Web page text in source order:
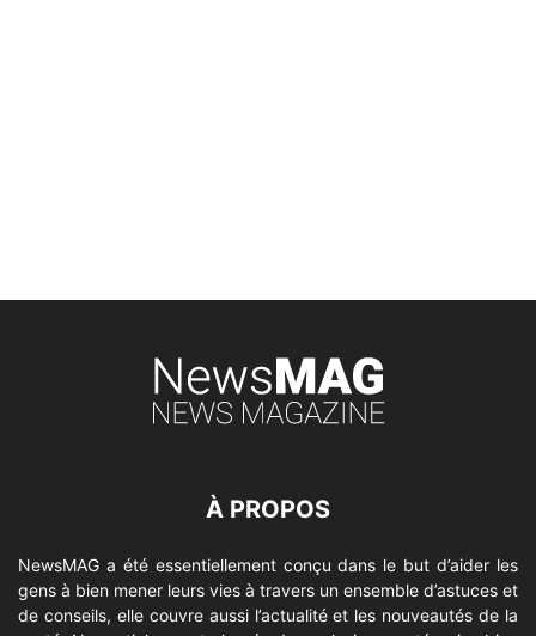
À PROPOS
NewsMAG a été essentiellement conçu dans le but d’aider les
gens à bien mener leurs vies à travers un ensemble d’astuces et
de conseils, elle couvre aussi l’actualité et les nouveautés de la